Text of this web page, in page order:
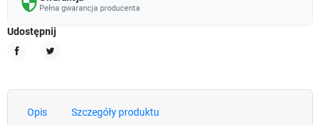
Pełna gwarancja producenta
Udostępnij
Opis Szczegóły produktu